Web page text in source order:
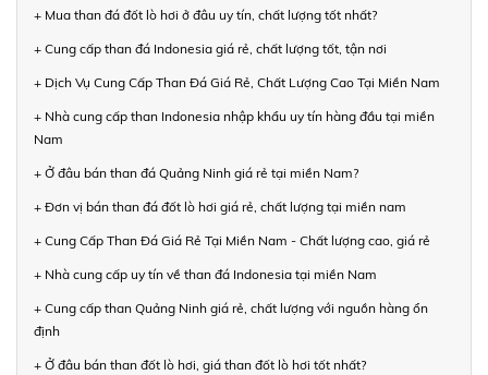
+ Mua than đá đốt lò hơi ở đâu uy tín, chất lượng tốt nhất?
+ Cung cấp than đá Indonesia giá rẻ, chất lượng tốt, tận nơi
+ Dịch Vụ Cung Cấp Than Đá Giá Rẻ, Chất Lượng Cao Tại Miền Nam
+ Nhà cung cấp than Indonesia nhập khẩu uy tín hàng đầu tại miền
Nam
+ Ở đâu bán than đá Quảng Ninh giá rẻ tại miền Nam?
+ Đơn vị bán than đá đốt lò hơi giá rẻ, chất lượng tại miền nam
+ Cung Cấp Than Đá Giá Rẻ Tại Miền Nam - Chất lượng cao, giá rẻ
+ Nhà cung cấp uy tín về than đá Indonesia tại miền Nam
+ Cung cấp than Quảng Ninh giá rẻ, chất lượng với nguồn hàng ổn
định
+ Ở đâu bán than đốt lò hơi, giá than đốt lò hơi tốt nhất?